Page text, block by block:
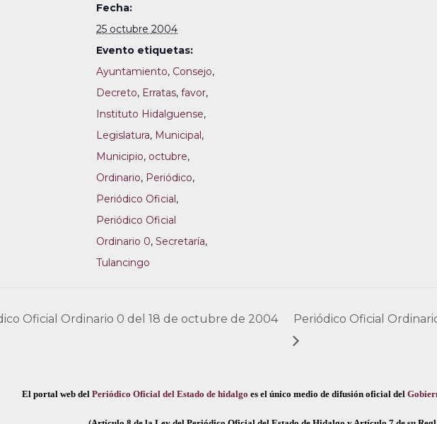
Fecha:
25 octubre 2004
Evento etiquetas:
Ayuntamiento, Consejo,
Decreto, Erratas, favor,
Instituto Hidalguense,
Legislatura, Municipal,
Municipio, octubre,
Ordinario, Periódico,
Periódico Oficial,
Periódico Oficial
Ordinario 0, Secretaría,
Tulancingo
Oficial Ordinario 0 del 18 de octubre de 2004 Periódico Oficial
El portal web del Periódico Oficial del Estado de hidalgo es el único medio de difusión oficial del